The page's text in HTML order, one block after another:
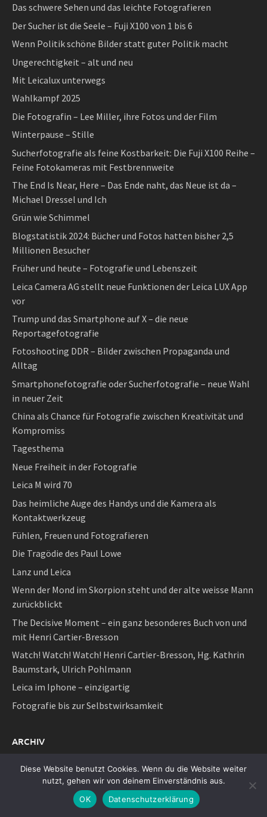
Das schwere Sehen und das leichte Fotografieren
Der Sucher ist die Seele – Fuji X100 von 1 bis 6
Wenn Politik schöne Bilder statt guter Politik macht
Ungerechtigkeit – alt und neu
Mit Leicalux unterwegs
Wahlkampf 2025
Die Fotografin – Lee Miller, ihre Fotos und der Film
Winterpause – Stille
Sucherfotografie als feine Kostbarkeit: Die Fuji X100 Reihe –
Feine Fotokameras mit Festbrennweite
The End Is Near, Here – Das Ende naht, das Neue ist da –
Michael Dressel und Ich
Grün wie Schimmel
Blogstatistik 2024: Bücher und Fotos hatten bisher 2,5
Millionen Besucher
Früher und heute – Fotografie und Lebenszeit
Leica Camera AG stellt neue Funktionen der Leica LUX App
vor
Trump und das Smartphone auf X – die neue
Reportagefotografie
Fotoshooting DDR – Bilder zwischen Propaganda und
Alltag
Smartphonefotografie oder Sucherfotografie – neue Wahl
in neuer Zeit
China als Chance für Fotografie zwischen Kreativität und
Kompromiss
Tagesthema
Neue Freiheit in der Fotografie
Leica M wird 70
Das heimliche Auge des Handys und die Kamera als
Kontaktwerkzeug
Fühlen, Freuen und Fotografieren
Die Tragödie des Paul Lowe
Lanz und Leica
Wenn der Mond im Skorpion steht und der alte weisse Mann
zurückblickt
The Decisive Moment – ein ganz besonderes Buch von und
mit Henri Cartier-Bresson
Watch! Watch! Watch! Henri Cartier-Bresson, Hg. Kathrin
Baumstark, Ulrich Pohlmann
Leica im Iphone – einzigartig
Fotografie bis zur Selbstwirksamkeit
ARCHIV
Archiv
Diese Website benutzt Cookies. Wenn du die Website weiter
nutzt, gehen wir von deinem Einverständnis aus.
OK
Datenschutzerklärung